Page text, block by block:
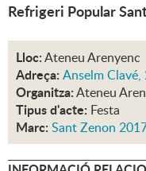
Refrigeri Popular
Lloc:Ateneu Arenyenc
Adreça: Anselm Clavé,
Organitza:Ateneu
Tipus d'acte: Festa
Marc: Sant Zenon